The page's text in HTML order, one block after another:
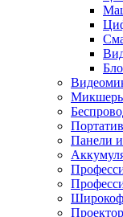
Микшеры
Панели